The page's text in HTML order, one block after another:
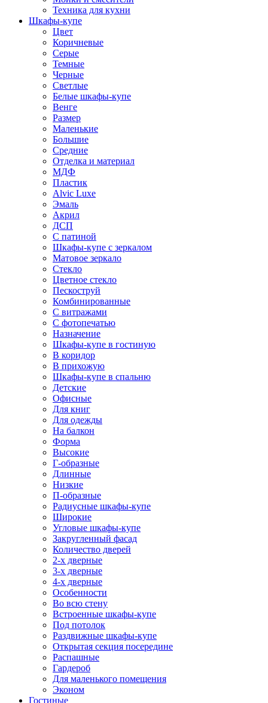
Техника для кухни
Шкафы-купе
Цвет
Коричневые
Серые
Темные
Черные
Светлые
Белые шкафы-купе
Венге
Размер
Маленькие
Большие
Средние
Отделка и материал
МДФ
Пластик
Alvic Luxe
Эмаль
Акрил
ДСП
С патиной
Шкафы-купе с зеркалом
Матовое зеркало
Стекло
Цветное стекло
Пескоструй
Комбинированные
С витражами
С фотопечатью
Назначение
Шкафы-купе в гостиную
В коридор
В прихожую
Шкафы-купе в спальню
Детские
Офисные
Для книг
Для одежды
На балкон
Форма
Высокие
Г-образные
Длинные
Низкие
П-образные
Радиусные шкафы-купе
Широкие
Угловые шкафы-купе
Закругленный фасад
Количество дверей
2-х дверные
3-х дверные
4-х дверные
Особенности
Во всю стену
Встроенные шкафы-купе
Под потолок
Раздвижные шкафы-купе
Открытая секция посередине
Распашные
Гардероб
Для маленького помещения
Эконом
Гостиные